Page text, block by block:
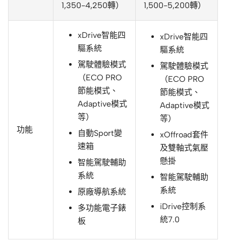
1,350-4,250轉）
1,500-5,200轉）
功能
xDrive智能四
驅系統
駕駛體驗模式
（ECO PRO
節能模式、
Adaptive模式
等）
自動Sport變
速箱
智能駕駛輔助
系統
原廠導航系統
多功能電子錶
板
xDrive智能四
驅系統
駕駛體驗模式
（ECO PRO
節能模式、
Adaptive模式
等）
xOffroad套件
及雙軸式氣壓
懸掛
智能駕駛輔助
系統
iDrive控制系
統7.0